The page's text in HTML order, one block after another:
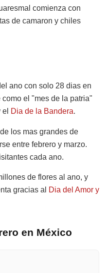
comienza con
de camaron y chiles
ano con solo 28 dias en
el "mes de la patria"
Dia de la Bandera.
los mas grandes de
entre febrero y marzo.
cada ano.
de flores al ano, y
gracias al
Dia del Amor y
en México